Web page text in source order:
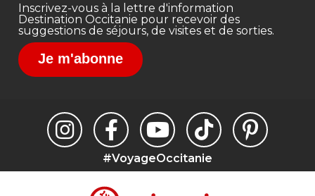
Inscrivez-vous à la lettre d'information
Destination Occitanie pour recevoir des
suggestions de séjours, de visites et de sorties.
Je m'abonne
#VoyageOccitanie